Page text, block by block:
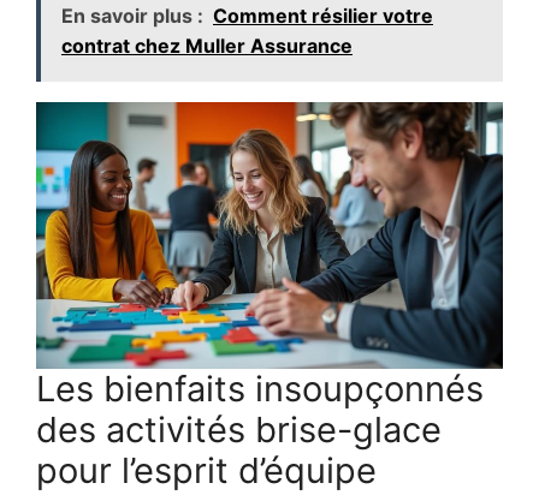
En savoir plus : Comment résilier votre
contrat chez Muller Assurance
Les bienfaits insoupçonnés
des activités brise-glace
pour l’esprit d’équipe